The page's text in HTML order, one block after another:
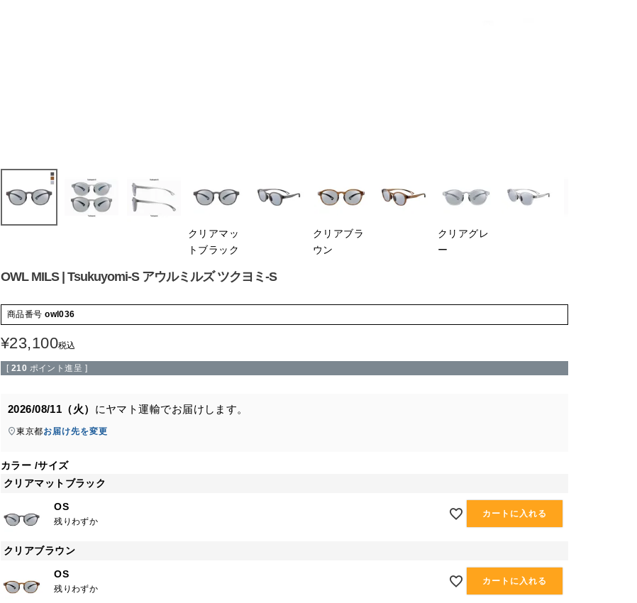
クリアマッ
トブラック
クリアブラ
ウン
クリアグレ
ー
OWL MILS | Tsukuyomi-S アウルミルズ ツクヨミ-S
商品番号 owl036
¥23,100税込
[ 210 ポイント進呈 ]
2026/08/11（火） にヤマト運輸でお届けします。
東京都お届け先を変更
カラー サイズ
クリアマットブラック
OS
残りわずか
カートに入れる
クリアブラウン
OS
残りわずか
カートに入れる